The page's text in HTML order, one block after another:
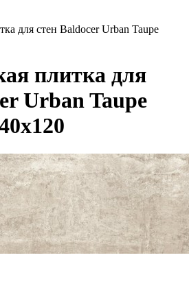
для стен Baldocer Urban Taupe
плитка для
Urban Taupe